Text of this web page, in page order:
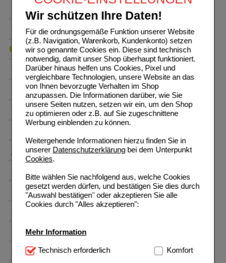
Wir schützen Ihre Daten!
Für die ordnungsgemäße Funktion unserer Website
(z.B. Navigation, Warenkorb, Kundenkonto) setzen
wir so genannte Cookies ein. Diese sind technisch
notwendig, damit unser Shop überhaupt funktioniert.
Darüber hinaus helfen uns Cookies, Pixel und
vergleichbare Technologien, unsere Website an das
von Ihnen bevorzugte Verhalten im Shop
anzupassen. Die Informationen darüber, wie Sie
unsere Seiten nutzen, setzen wir ein, um den Shop
zu optimieren oder z.B. auf Sie zugeschnittene
Werbung einblenden zu können.
Weitergehende Informationen hierzu finden Sie in
unserer Datenschutzerklärungbei dem Unterpunkt
Cookies.
Bitte wählen Sie nachfolgend aus, welche Cookies
gesetzt werden dürfen, und bestätigen Sie dies durch
"Auswahl bestätigen" oder akzeptieren Sie alle
Cookies durch "Alles akzeptieren":
Mehr Information
Technisch Notwendig:Hierbei handelt es sich um
Technisch erforderlich Komfort